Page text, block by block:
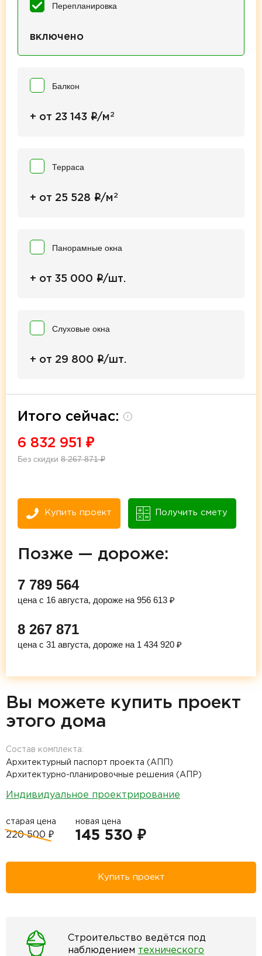
Перепланировка
включено
Балкон
+ от 23 143 i/м2
Терраса
+ от 25 528 i/м2
Панорамные окна
+ от 35 000 i/шт.
Слуховые окна
+ от 29 800 i/шт.
Итого сейчас: i
6 832 951 ₽
Без скидки 8 267 871₽
Купить проект Получить смету
Позже — дороже:
7 789 564
цена с 16 августа, дороже на 956 613 ₽
8 267 871
цена с 31 августа, дороже на 1 434 920 ₽
Вы можете купить проект
этого дома
Состав комплекта:
Архитектурный паспорт проекта (АПП)
Архитектурно-планировочные решения (АПР)
Индивидуальное проектрирование
старая цена
220 500 ₽
новая цена
145 530 ₽
Купить проект
Строительство ведётся под
наблюдением технического